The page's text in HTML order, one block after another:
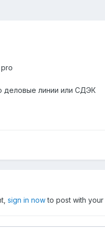
деловые линии или СДЭК
sign in nowto post with your